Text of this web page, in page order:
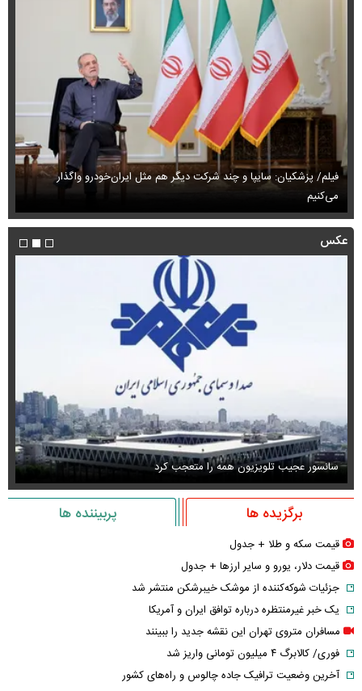
فیلم/ پزشکیان: سایپا و چند شرکت دیگر هم مثل ایران‌خودرو واگذار
می‌کنیم
عکس
سانسور عجیب تلویزیون همه را متعجب کرد
برگزیده ها پربیننده ها
قیمت سکه و طلا + جدول
قیمت دلار، یورو و سایر ارز‌ها + جدول
جزئیات شوکه‌کننده از موشک خیبرشکن منتشر شد
یک خبر غیرمنتظره درباره توافق ایران و آمریکا
مسافران متروی تهران این نقشه جدید را ببینند
فوری/ کالابرگ ۴ میلیون تومانی واریز شد
آخرین وضعیت ترافیک جاده چالوس و راه‌های کشور